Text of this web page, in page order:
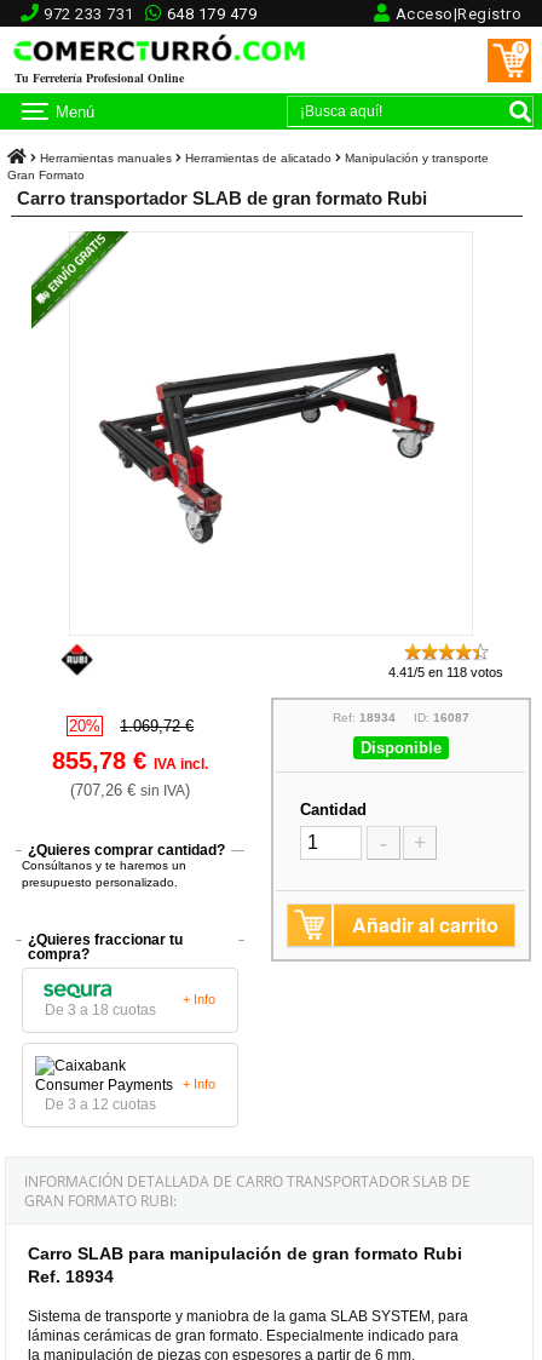
972 233 731 648 179 479 Acceso|Registro
Tu Ferretería Profesional Online
0
Menú
Herramientas manuales Herramientas de alicatado
Manipulación y transporte
Gran Formato
Carro transportador SLAB de gran formato Rubi
4.41/5 en 118 votos
20% 1.069,72 €
855,78 €IVA incl.
(707,26 €sin IVA)
¿Quieres comprar cantidad?
Consúltanos y te haremos un
presupuesto personalizado.
¿Quieres fraccionar tu
compra?
De 3 a 18 cuotas
+ Info
De 3 a 12 cuotas
+ Info
Ref: 18934ID: 16087
Disponible
Cantidad
- +
Añadir al carrito
INFORMACIÓN DETALLADA DE CARRO TRANSPORTADOR SLAB DE
GRAN FORMATO RUBI:
Carro SLAB para manipulación de gran formato Rubi
Ref. 18934
Sistema de transporte y maniobra de la gama SLAB SYSTEM, para
láminas cerámicas de gran formato. Especialmente indicado para
la manipulación de piezas con espesores a partir de 6 mm.